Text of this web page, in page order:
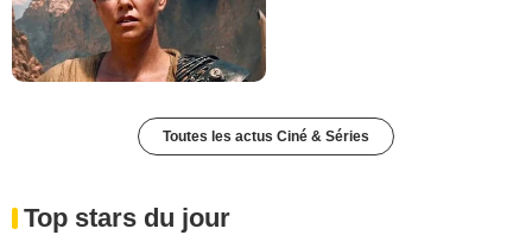
Toutes les actus Ciné & Séries
Top stars du jour